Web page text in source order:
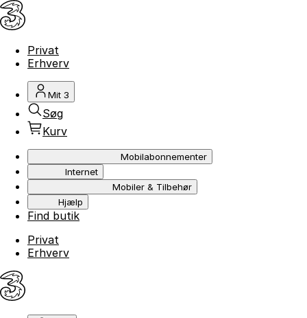
Privat
Erhverv
Mit 3
Søg
Kurv
Mobilabonnementer
Internet
Mobiler & Tilbehør
Hjælp
Find butik
Privat
Erhverv